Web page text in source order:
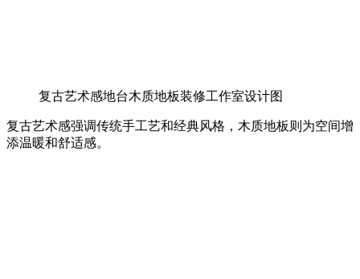
复古艺术感地台木质地板装修工作室设计图
复古艺术感强调传统手工艺和经典风格，木质地板则为空间增
添温暖和舒适感。